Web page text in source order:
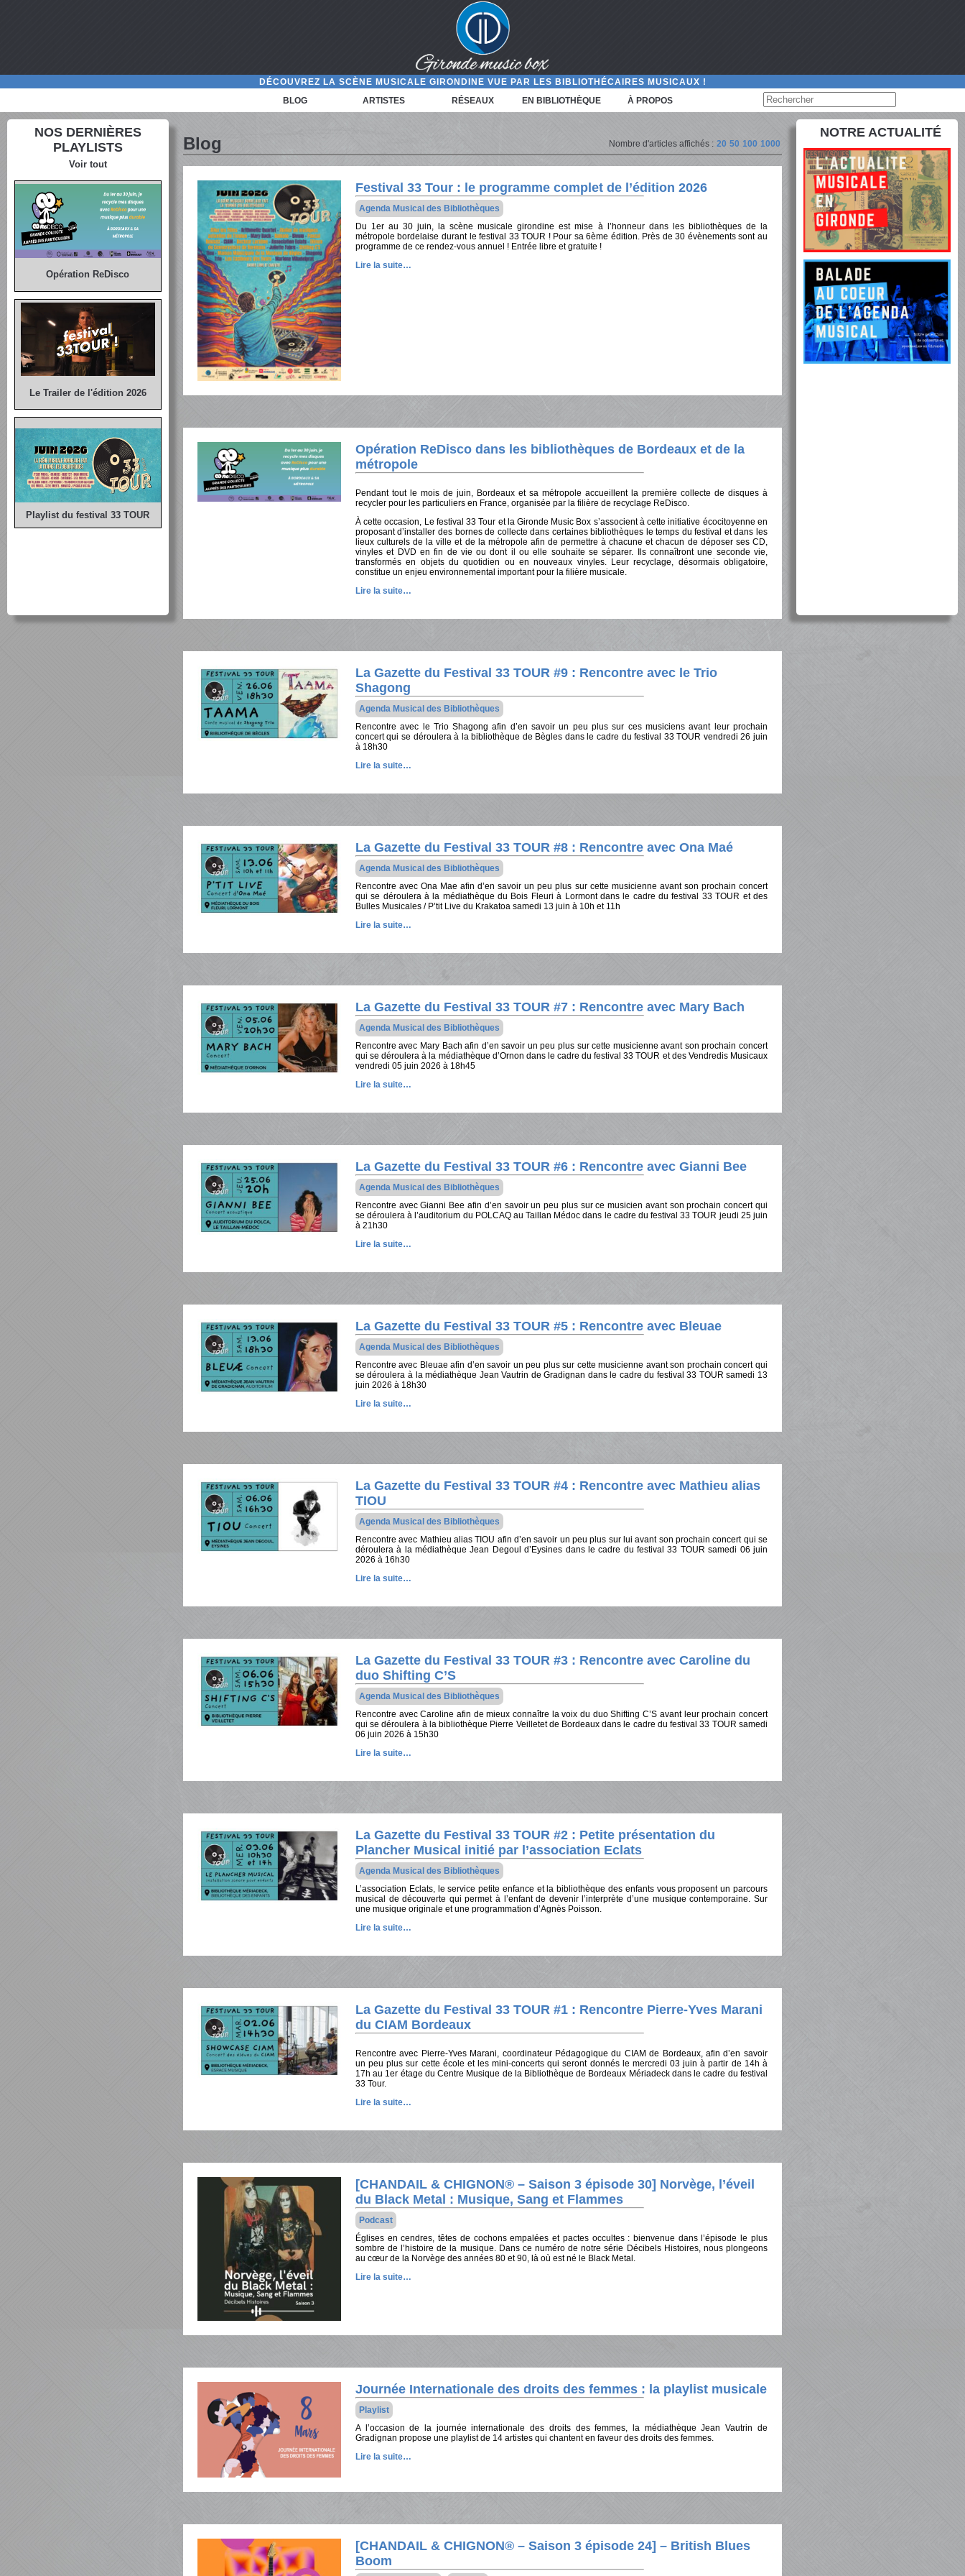
DÉCOUVREZ LA SCÈNE MUSICALE GIRONDINE VUE PAR LES BIBLIOTHÉCAIRES MUSICAUX !
BLOG
ARTISTES RÉSEAUX EN BIBLIOTHÈQUE À PROPOS
NOS DERNIÈRES
PLAYLISTS
Voir tout
Opération ReDisco
Le Trailer de l'édition 2026
Playlist du festival 33 TOUR
Blog Nombre d'articles affichés : 20 50 100 1000
Festival 33 Tour : le programme complet de l’édition 2026
Agenda Musical des Bibliothèques
Du 1er au 30 juin, la scène musicale girondine est mise à l’honneur dans les bibliothèques de la
métropole bordelaise durant le festival 33 TOUR ! Pour sa 6ème édition. Près de 30 évènements sont au
programme de ce rendez-vous annuel ! Entrée libre et gratuite !
Lire la suite…
Opération ReDisco dans les bibliothèques de Bordeaux et de la
métropole
Pendant tout le mois de juin, Bordeaux et sa métropole accueillent la première collecte de disques à
recycler pour les particuliers en France, organisée par la filière de recyclage ReDisco.
À cette occasion, Le festival 33 Tour et la Gironde Music Box s’associent à cette initiative écocitoyenne en
proposant d’installer des bornes de collecte dans certaines bibliothèques le temps du festival et dans les
lieux culturels de la ville et de la métropole afin de permettre à chacune et chacun de déposer ses CD,
vinyles et DVD en fin de vie ou dont il ou elle souhaite se séparer. Ils connaîtront une seconde vie,
transformés en objets du quotidien ou en nouveaux vinyles. Leur recyclage, désormais obligatoire,
constitue un enjeu environnemental important pour la filière musicale.
Lire la suite…
La Gazette du Festival 33 TOUR #9 : Rencontre avec le Trio
Shagong
Agenda Musical des Bibliothèques
Rencontre avec le Trio Shagong afin d’en savoir un peu plus sur ces musiciens avant leur prochain
concert qui se déroulera à la bibliothèque de Bègles dans le cadre du festival 33 TOUR vendredi 26 juin
à 18h30
Lire la suite…
La Gazette du Festival 33 TOUR #8 : Rencontre avec Ona Maé
Agenda Musical des Bibliothèques
Rencontre avec Ona Mae afin d’en savoir un peu plus sur cette musicienne avant son prochain concert
qui se déroulera à la médiathèque du Bois Fleuri à Lormont dans le cadre du festival 33 TOUR et des
Bulles Musicales / P’tit Live du Krakatoa samedi 13 juin à 10h et 11h
Lire la suite…
La Gazette du Festival 33 TOUR #7 : Rencontre avec Mary Bach
Agenda Musical des Bibliothèques
Rencontre avec Mary Bach afin d’en savoir un peu plus sur cette musicienne avant son prochain concert
qui se déroulera à la médiathèque d’Ornon dans le cadre du festival 33 TOUR et des Vendredis Musicaux
vendredi 05 juin 2026 à 18h45
Lire la suite…
La Gazette du Festival 33 TOUR #6 : Rencontre avec Gianni Bee
Agenda Musical des Bibliothèques
Rencontre avec Gianni Bee afin d’en savoir un peu plus sur ce musicien avant son prochain concert qui
se déroulera à l’auditorium du POLCAQ au Taillan Médoc dans le cadre du festival 33 TOUR jeudi 25 juin
à 21h30
Lire la suite…
La Gazette du Festival 33 TOUR #5 : Rencontre avec Bleuae
Agenda Musical des Bibliothèques
Rencontre avec Bleuae afin d’en savoir un peu plus sur cette musicienne avant son prochain concert qui
se déroulera à la médiathèque Jean Vautrin de Gradignan dans le cadre du festival 33 TOUR samedi 13
juin 2026 à 18h30
Lire la suite…
La Gazette du Festival 33 TOUR #4 : Rencontre avec Mathieu alias
TIOU
Agenda Musical des Bibliothèques
Rencontre avec Mathieu alias TIOU afin d’en savoir un peu plus sur lui avant son prochain concert qui se
déroulera à la médiathèque Jean Degoul d’Eysines dans le cadre du festival 33 TOUR samedi 06 juin
2026 à 16h30
Lire la suite…
La Gazette du Festival 33 TOUR #3 : Rencontre avec Caroline du
duo Shifting C’S
Agenda Musical des Bibliothèques
Rencontre avec Caroline afin de mieux connaître la voix du duo Shifting C’S avant leur prochain concert
qui se déroulera à la bibliothèque Pierre Veilletet de Bordeaux dans le cadre du festival 33 TOUR samedi
06 juin 2026 à 15h30
Lire la suite…
La Gazette du Festival 33 TOUR #2 : Petite présentation du
Plancher Musical initié par l’association Eclats
Agenda Musical des Bibliothèques
L’association Eclats, le service petite enfance et la bibliothèque des enfants vous proposent un parcours
musical de découverte qui permet à l’enfant de devenir l’interprète d’une musique contemporaine. Sur
une musique originale et une programmation d’Agnès Poisson.
Lire la suite…
La Gazette du Festival 33 TOUR #1 : Rencontre Pierre-Yves Marani
du CIAM Bordeaux
Rencontre avec Pierre-Yves Marani, coordinateur Pédagogique du CIAM de Bordeaux, afin d’en savoir
un peu plus sur cette école et les mini-concerts qui seront donnés le mercredi 03 juin à partir de 14h à
17h au 1er étage du Centre Musique de la Bibliothèque de Bordeaux Mériadeck dans le cadre du festival
33 Tour.
Lire la suite…
[CHANDAIL & CHIGNON® – Saison 3 épisode 30] Norvège, l’éveil
du Black Metal : Musique, Sang et Flammes
Podcast
Églises en cendres, têtes de cochons empalées et pactes occultes : bienvenue dans l’épisode le plus
sombre de l’histoire de la musique. Dans ce numéro de notre série Décibels Histoires, nous plongeons
au cœur de la Norvège des années 80 et 90, là où est né le Black Metal.
Lire la suite…
Journée Internationale des droits des femmes : la playlist musicale
Playlist
A l’occasion de la journée internationale des droits des femmes, la médiathèque Jean Vautrin de
Gradignan propose une playlist de 14 artistes qui chantent en faveur des droits des femmes.
Lire la suite…
[CHANDAIL & CHIGNON® – Saison 3 épisode 24] – British Blues
Boom
NOTRE ACTUALITÉ